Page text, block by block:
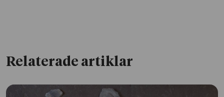
Relaterade artiklar